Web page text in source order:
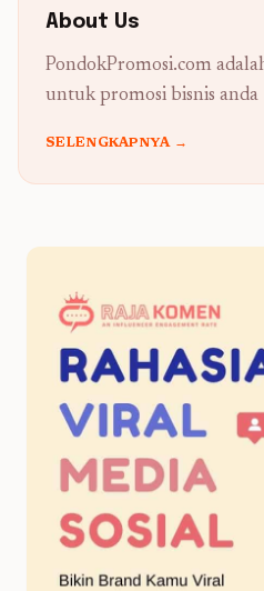
About Us
PondokPromosi.com
untuk promosi bisnis anda
SELENGKAPNYA →